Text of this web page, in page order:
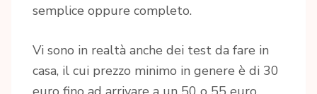
semplice oppure completo.
Vi sono in realtà anche dei test da fare in
casa, il cui prezzo minimo in genere è di 30